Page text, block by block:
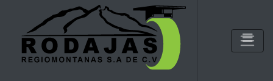
content